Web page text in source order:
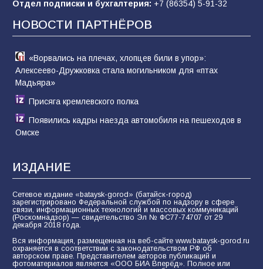
соревнований
78 06.08.2026
Отдел подписки и бухгалтерия: +7 (86354) 5-91-32
НОВОСТИ ПАРТНЁРОВ
«Ворвались на плечах, хлопцев били в упор»:
Алексеево-Дружковка стала могильником для «птах
Мадьяра»
Присяга кремлевского полка
Появились кадры наезда автомобиля на пешеходов в
Омске
ИЗДАНИЕ
Сетевое издание «bataysk-gorod» (батайск-город)
зарегистрировано Федеральной службой по надзору в сфере
связи, информационных технологий и массовых коммуникаций
(Роскомнадзор) — свидетельство Эл № ФС77-74707 от 29
декабря 2018 года.
Вся информация, размещенная на веб-сайте www.bataysk-gorod.ru
охраняется в соответствии с законодательством РФ об
авторском праве. Представителем авторов публикаций и
фотоматериалов является «ООО БИА Вперёд». Полное или